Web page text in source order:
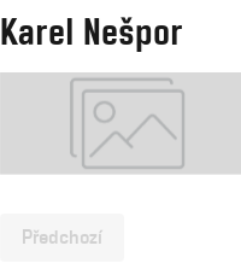
Karel Nešpor
Předchozí